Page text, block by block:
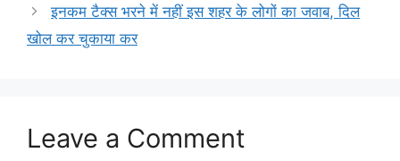
इनकम टैक्स भरने में नहीं इस शहर के लोगों का जवाब, दिल
खोल कर चुकाया कर
Leave a Comment